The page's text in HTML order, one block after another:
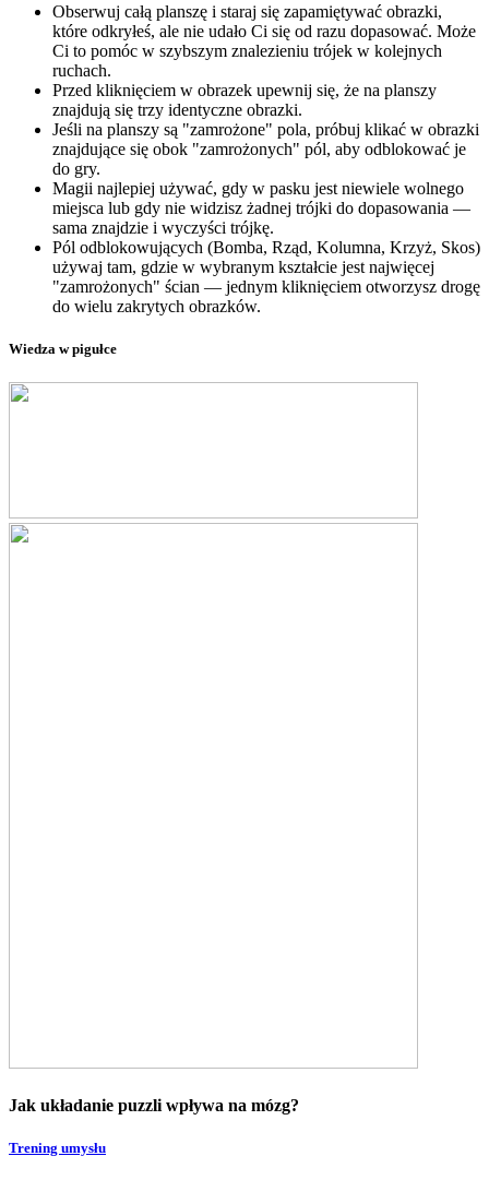
Obserwuj całą planszę i staraj się zapamiętywać obrazki,
które odkryłeś, ale nie udało Ci się od razu dopasować. Może
Ci to pomóc w szybszym znalezieniu trójek w kolejnych
ruchach.
Przed kliknięciem w obrazek upewnij się, że na planszy
znajdują się trzy identyczne obrazki.
Jeśli na planszy są "zamrożone" pola, próbuj klikać w obrazki
znajdujące się obok "zamrożonych" pól, aby odblokować je
do gry.
Magii najlepiej używać, gdy w pasku jest niewiele wolnego
miejsca lub gdy nie widzisz żadnej trójki do dopasowania —
sama znajdzie i wyczyści trójkę.
Pól odblokowujących (Bomba, Rząd, Kolumna, Krzyż, Skos)
używaj tam, gdzie w wybranym kształcie jest najwięcej
"zamrożonych" ścian — jednym kliknięciem otworzysz drogę
do wielu zakrytych obrazków.
Wiedza w pigułce
Jak układanie puzzli wpływa na mózg?
Trening umysłu